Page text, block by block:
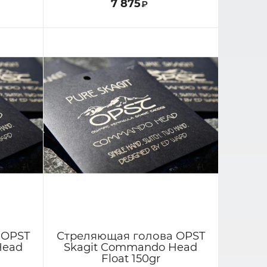
7 875₽
Стреляющая голова OPST
Skagit Commando Head
Float 150gr